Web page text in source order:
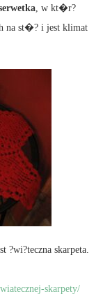
, w kt�r?
na st�? i jest klimat
?wi?teczna skarpeta.
skarpety/